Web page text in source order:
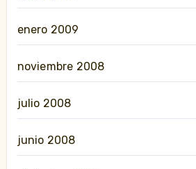
enero 2009
noviembre 2008
julio 2008
junio 2008